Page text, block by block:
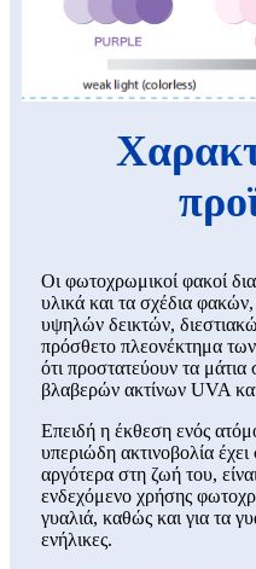
Οι φωτοχρωμικοί φακοί
υλικά και τα σχέδια
υψηλών δεικτών,
πρόσθετο πλεονέκτημα
ότι προστατεύουν τα
βλαβερών ακτίνων UVA
Επειδή η έκθεση ενός
υπεριώδη ακτινοβολία
αργότερα στη ζωή του,
ενδεχόμενο χρήσης
γυαλιά, καθώς και για τα
ενήλικες.